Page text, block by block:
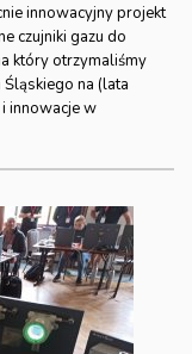
innowacyjny projekt
czujniki gazu do
który otrzymaliśmy
na (lata
innowacje w